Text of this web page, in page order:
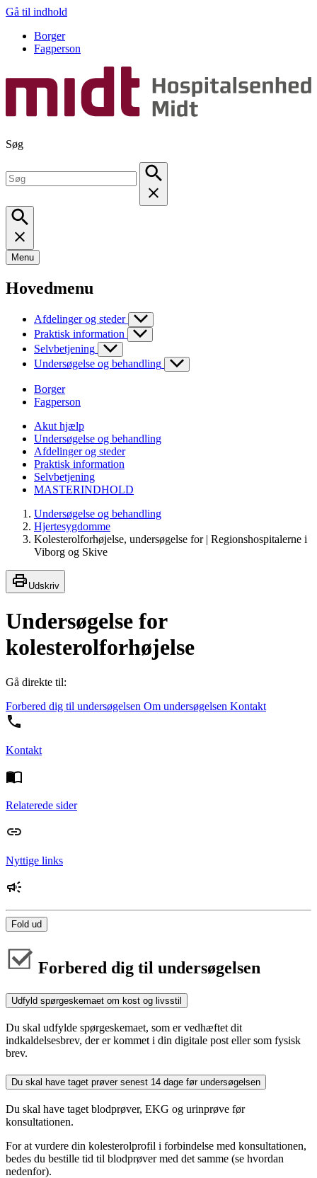
Gå til indhold
Borger
Fagperson
Søg
Menu
Hovedmenu
Afdelinger og steder
Praktisk information
Selvbetjening
Undersøgelse og behandling
Borger
Fagperson
Akut hjælp
Undersøgelse og behandling
Afdelinger og steder
Praktisk information
Selvbetjening
MASTERINDHOLD
Undersøgelse og behandling
Hjertesygdomme
Kolesterolforhøjelse, undersøgelse for | Regionshospitalerne i
Viborg og Skive
Udskriv
Undersøgelse for
kolesterolforhøjelse
Gå direkte til:
Forbered dig til undersøgelsen Om undersøgelsen Kontakt
Kontakt
Relaterede sider
Nyttige links
Fold ud
Forbered dig til undersøgelsen
Udfyld spørgeskemaet om kost og livsstil
Du skal udfylde spørgeskemaet, som er vedhæftet dit
indkaldelsesbrev, der er kommet i din digitale post eller som fysisk
brev.
Du skal have taget prøver senest 14 dage før undersøgelsen
Du skal have taget blodprøver, EKG og urinprøve før
konsultationen.
For at vurdere din kolesterolprofil i forbindelse med konsultationen,
bedes du bestille tid til blodprøver med det samme (se hvordan
nedenfor).